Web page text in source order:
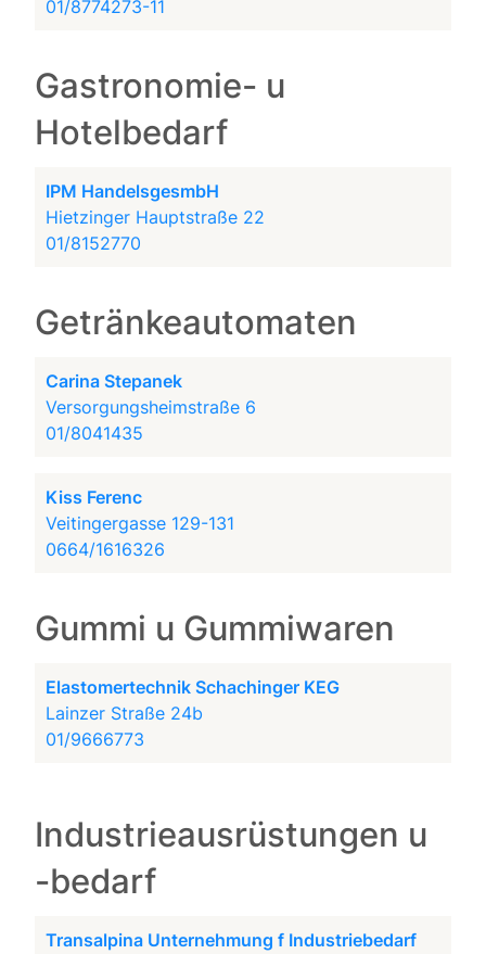
01/8774273-11
Gastronomie- u
Hotelbedarf
IPM HandelsgesmbH
Hietzinger Hauptstraße 22
01/8152770
Getränkeautomaten
Carina Stepanek
Versorgungsheimstraße 6
01/8041435
Kiss Ferenc
Veitingergasse 129-131
0664/1616326
Gummi u Gummiwaren
Elastomertechnik Schachinger KEG
Lainzer Straße 24b
01/9666773
Industrieausrüstungen u
-bedarf
Transalpina Unternehmung f Industriebedarf